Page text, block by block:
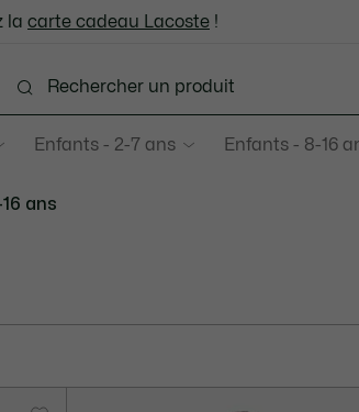
la carte cadeau Lacoste !
gratuits sous 30 jours.*
à prix réduits. Dernières tailles.
Enfants - 2-7 ans Enfants - 8-16
ans